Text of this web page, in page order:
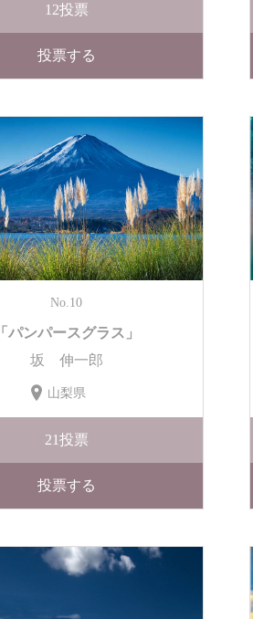
12投票
投票する
No.10
「パンパースグラス」
坂 伸一郎
山梨県
21投票
投票する